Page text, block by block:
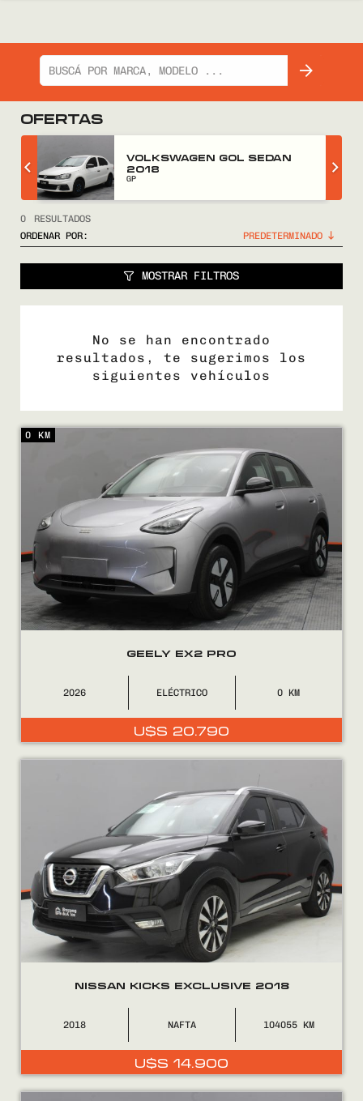
COMPRÁ
VENDÉ
FINANCIÁ
NOSOTROS
CONTACTO
OFERTAS
VOLKSWAGEN GOL SEDAN
2018
GP
0
RESULTADOS
ORDENAR POR:
MOSTRAR FILTROS
No se han encontrado
resultados, te sugerimos los
siguientes vehículos
GEELY EX2 PRO
2026 ELÉCTRICO 0
U$S 20.790
0 KM
NISSAN KICKS EXCLUSIVE 2018
2018 NAFTA 104055
U$S 14.900